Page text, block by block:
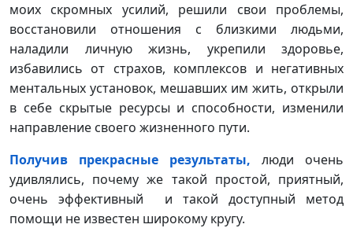
моих скромных усилий, решили свои проблемы,
восстановили отношения с близкими людьми,
наладили личную жизнь, укрепили здоровье,
избавились от страхов, комплексов и негативных
ментальных установок, мешавших им жить, открыли
в себе скрытые ресурсы и способности, изменили
направление своего жизненного пути.
Получив прекрасные результаты, люди очень
удивлялись, почему же такой простой, приятный,
очень эффективный и такой доступный метод
помощи не известен широкому кругу.